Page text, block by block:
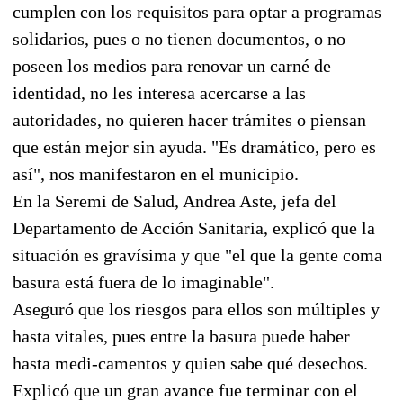
cumplen con los requisitos para optar a programas
solidarios, pues o no tienen documentos, o no
poseen los medios para renovar un carné de
identidad, no les interesa acercarse a las
autoridades, no quieren hacer trámites o piensan
que están mejor sin ayuda. "Es dramático, pero es
así", nos manifestaron en el municipio.
En la Seremi de Salud, Andrea Aste, jefa del
Departamento de Acción Sanitaria, explicó que la
situación es gravísima y que "el que la gente coma
basura está fuera de lo imaginable".
Aseguró que los riesgos para ellos son múltiples y
hasta vitales, pues entre la basura puede haber
hasta medi-camentos y quien sabe qué desechos.
Explicó que un gran avance fue terminar con el